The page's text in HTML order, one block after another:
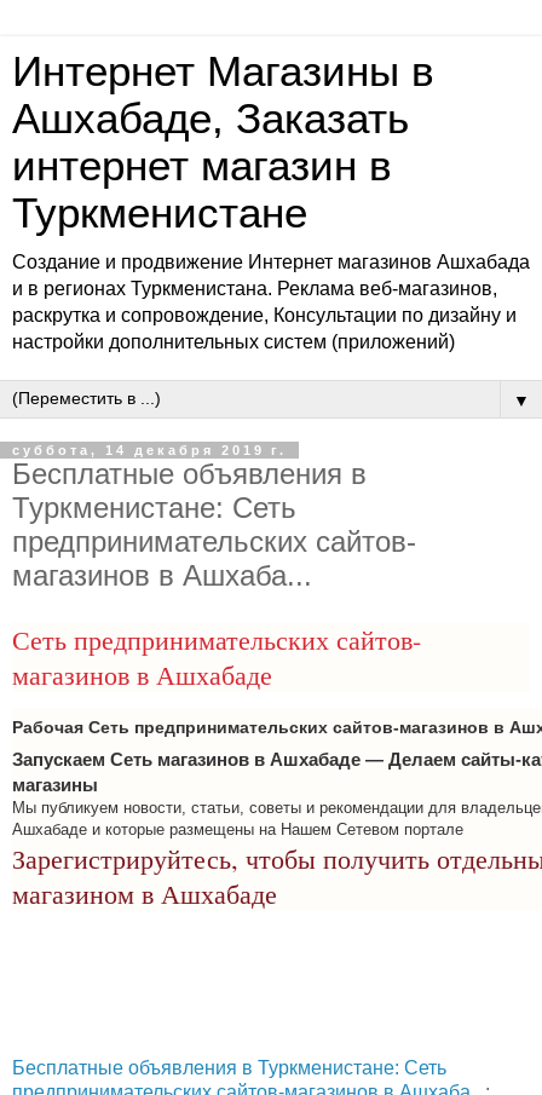
Интернет Магазины в
Ашхабаде, Заказать
интернет магазин в
Туркменистане
Создание и продвижение Интернет магазинов Ашхабада
и в регионах Туркменистана. Реклама веб-магазинов,
раскрутка и сопровождение, Консультации по дизайну и
настройки дополнительных систем (приложений)
▼
суббота, 14 декабря 2019 г.
Бесплатные объявления в
Туркменистане: Сеть
предпринимательских сайтов-
магазинов в Ашхаба...
Сеть предпринимательских сайтов-
магазинов в Ашхабаде
Рабочая Сеть предпринимательских сайтов-магазинов в
Запускаем Сеть магазинов в Ашхабаде — Делаем сайты-
магазины
Мы публикуем новости, статьи, советы и рекомендации для
Ашхабаде и которые размещены на Нашем Сетевом портале
Зарегистрируйтесь, чтобы получить
магазином в Ашхабаде
Бесплатные объявления в Туркменистане: Сеть